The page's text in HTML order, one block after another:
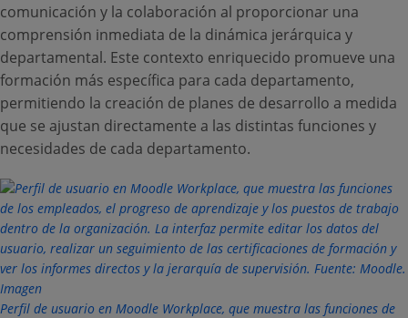
comunicación y la colaboración al proporcionar una
comprensión inmediata de la dinámica jerárquica y
departamental. Este contexto enriquecido promueve una
formación más específica para cada departamento,
permitiendo la creación de planes de desarrollo a medida
que se ajustan directamente a las distintas funciones y
necesidades de cada departamento.
Perfil de usuario en Moodle Workplace, que muestra las funciones de